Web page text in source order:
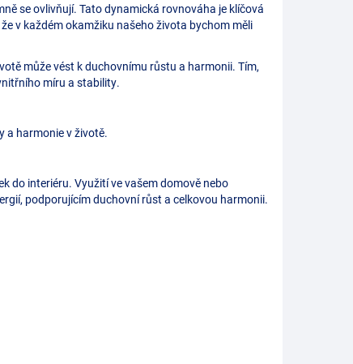
se ovlivňují. Tato dynamická rovnováha je klíčová
v každém okamžiku našeho života bychom měli
může vést k duchovnímu růstu a harmonii. Tím,
míru a stability.
a harmonie v životě.
do interiéru. Využití ve vašem domově nebo
podporujícím duchovní růst a celkovou harmonii.